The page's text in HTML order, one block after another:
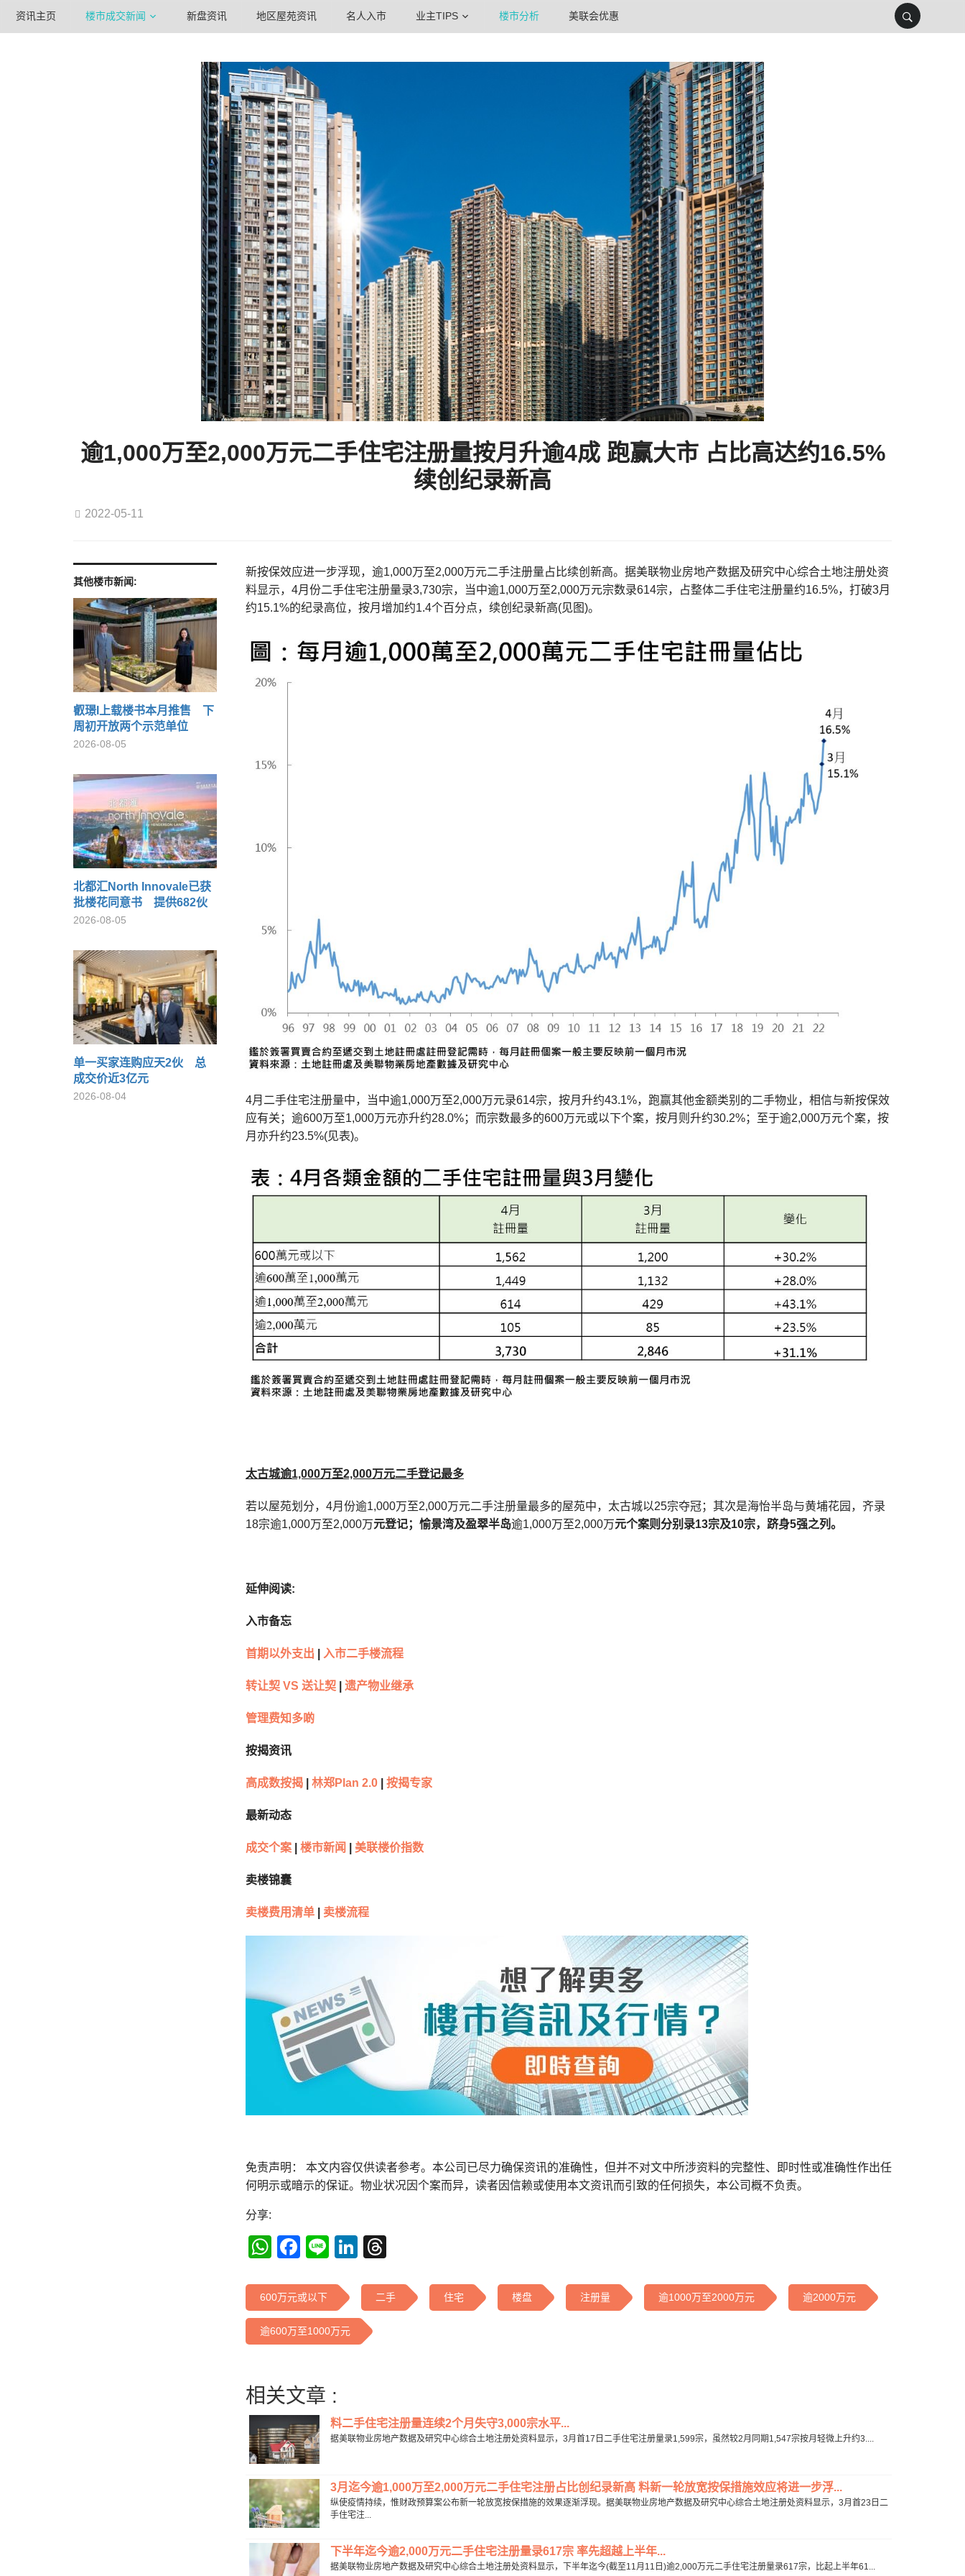
资讯主页 楼市成交新闻 新盘资讯 地区屋苑资讯 名人入市 业主TIPS 楼市分析 美联会优惠
逾1,000万至2,000万元二手住宅注册量按月升逾4成 跑赢大市 占比高达约16.5%
续创纪录新高
2022-05-11
其他楼巿新闻:
叡璟I上载楼书本月推售 下
周初开放两个示范单位
2026-08-05
北都汇North Innovale已获
批楼花同意书 提供682伙
2026-08-05
单一买家连购应天2伙 总
成交价近3亿元
2026-08-04
新按保效应进一步浮现，逾1,000万至2,000万元二手注册量占比续创新高。据美联物业房地产数据及研究中心综合土地注册处资
料显示，4月份二手住宅注册量录3,730宗，当中逾1,000万至2,000万元宗数录614宗，占整体二手住宅注册量约16.5%，打破3月
约15.1%的纪录高位，按月增加约1.4个百分点，续创纪录新高(见图)。
4月二手住宅注册量中，当中逾1,000万至2,000万元录614宗，按月升约43.1%，跑赢其他金额类别的二手物业，相信与新按保效
应有关；逾600万至1,000万元亦升约28.0%；而宗数最多的600万元或以下个案，按月则升约30.2%；至于逾2,000万元个案，按
月亦升约23.5%(见表)。
太古城逾1,000万至2,000万元二手登记最多
若以屋苑划分，4月份逾1,000万至2,000万元二手注册量最多的屋苑中，太古城以25宗夺冠；其次是海怡半岛与黄埔花园，齐录
18宗逾1,000万至2,000万元登记；愉景湾及盈翠半岛逾1,000万至2,000万元个案则分别录13宗及10宗，跻身5强之列。
延伸阅读:
入市备忘
首期以外支出 入市二手楼流程
转让契 VS 送让契 遗产物业继承
管理费知多啲
按揭资讯
高成数按揭 林郑Plan 2.0 按揭专家
最新动态
成交个案 楼市新闻 美联楼价指数
卖楼锦囊
卖楼费用清单 卖楼流程
免责声明： 本文内容仅供读者参考。本公司已尽力确保资讯的准确性，但并不对文中所涉资料的完整性、即时性或准确性作出任
何明示或暗示的保证。物业状况因个案而异，读者因信赖或使用本文资讯而引致的任何损失，本公司概不负责。
分享:
WhatsApp
Facebook
LineLinkedIn
600万元或以下 二手 住宅 楼盘 注册量 逾1000万至2000万元 逾2000万元
逾600万至1000万元
相关文章 :
料二手住宅注册量连续2个月失守3,000宗水平...
据美联物业房地产数据及研究中心综合土地注册处资料显示，3月首17日二手住宅注册量录1,599宗，虽然较2月同期1,547宗按月轻微上升约3....
3月迄今逾1,000万至2,000万元二手住宅注册占比创纪录新高 料新一轮放宽按保措施效应将进一步浮...
纵使疫情持续，惟财政预算案公布新一轮放宽按保措施的效果逐渐浮现。据美联物业房地产数据及研究中心综合土地注册处资料显示，3月首23日二
手住宅注...
下半年迄今逾2,000万元二手住宅注册量录617宗 率先超越上半年...
据美联物业房地产数据及研究中心综合土地注册处资料显示，下半年迄今(截至11月11日)逾2,000万元二手住宅注册量录617宗，比起上半年61...